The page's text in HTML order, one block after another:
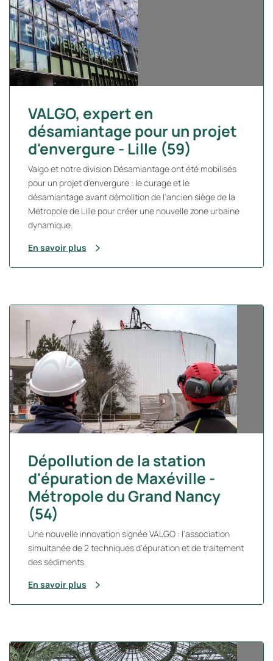
VALGO, expert en
désamiantage pour un projet
d'envergure - Lille (59)
Valgo et notre division Désamiantage ont été mobilisés
pour un projet d'envergure : le curage et le
désamiantage avant démolition de l'ancien siège de la
Métropole de Lille pour créer une nouvelle zone urbaine
dynamique.
En savoir plus
Dépollution de la station
d'épuration de Maxéville -
Métropole du Grand Nancy
(54)
Une nouvelle innovation signée VALGO : l'association
simultanée de 2 techniques d'épuration et de traitement
des sédiments.
En savoir plus